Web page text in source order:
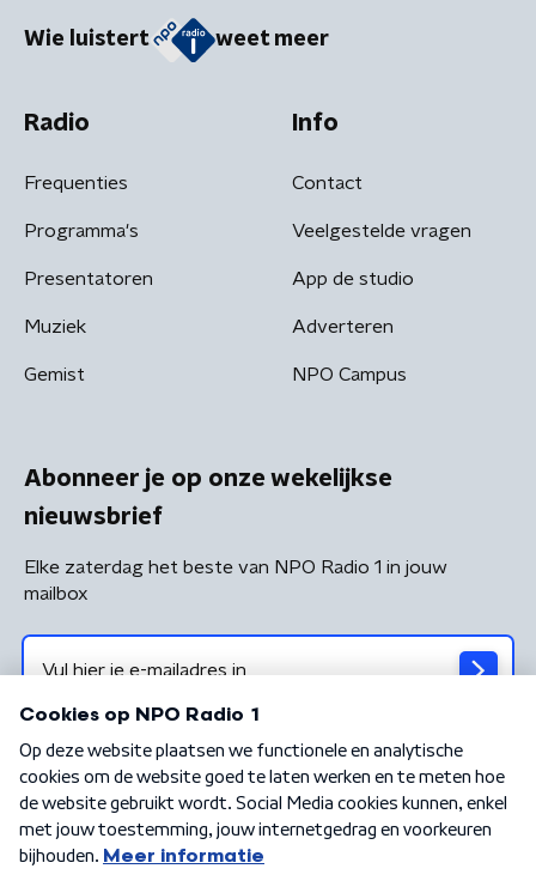
Wie luistert weet meer
Radio
Frequenties
Programma's
Presentatoren
Muziek
Gemist
Info
Contact
Veelgestelde vragen
App de studio
Adverteren
NPO Campus
Abonneer je op onze wekelijkse
nieuwsbrief
Elke zaterdag het beste van NPO Radio 1 in jouw
mailbox
Algemene voorwaarden